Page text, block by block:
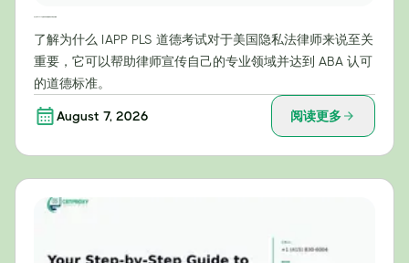
了解为什么 IAPP PLS 道德考试对于美国隐私法律师来说至关
重要，它可以帮助律师宣传自己的专业领域并达到 ABA 认可
的道德标准。
August 7, 2026 阅读更多